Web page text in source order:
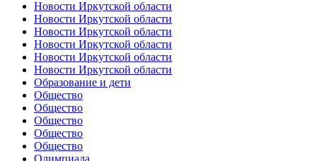
Новости Иркутской области
Новости Иркутской области
Новости Иркутской области
Новости Иркутской области
Новости Иркутской области
Новости Иркутской области
Образование и дети
Общество
Общество
Общество
Общество
Общество
Олимпиада